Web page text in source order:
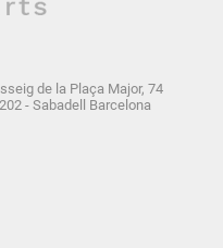
de la Plaça Major, 74
- Sabadell Barcelona